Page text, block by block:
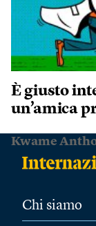
È giusto
un’amica
Kwame
Chi siamo